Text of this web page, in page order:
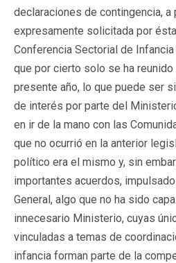
declaraciones de contingencia, a
expresamente solicitada por
Conferencia Sectorial de
que por cierto solo se ha
presente año, lo que puede ser
de interés por parte del
en ir de la mano con las
que no ocurrió en la anterior
político era el mismo y, sin
importantes acuerdos,
General, algo que no ha sido
innecesario Ministerio, cuyas
vinculadas a temas de
infancia forman parte de la